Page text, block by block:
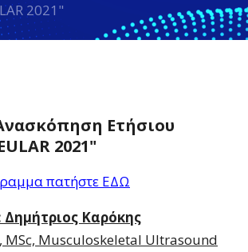
2021"
Ετήσιου
2021"
πατήστε ΕΔΩ
Δημήτριος Καρόκης
MSc, Musculoskeletal Ultrasound